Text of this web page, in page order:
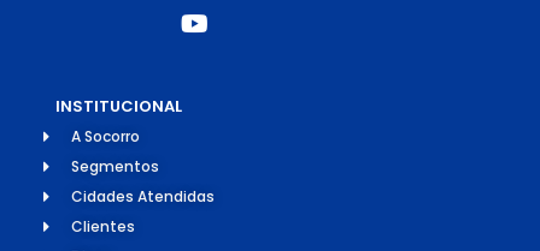
INSTITUCIONAL
A Socorro
Segmentos
Cidades Atendidas
Clientes